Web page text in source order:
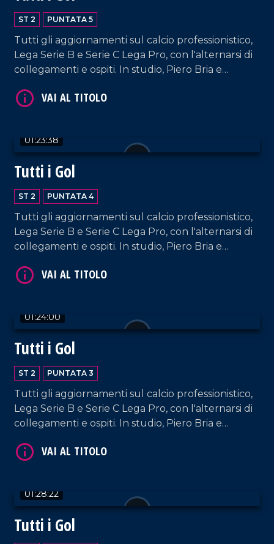
ST 2 PUNTATA 5
Tutti gli aggiornamenti sul calcio professionistico,
Lega Serie B e Serie C Lega Pro, con l'alternarsi di
collegamenti e ospiti. In studio, Piero Bria e
01:23:38
Tutti i Gol
ST 2 PUNTATA 4
Tutti gli aggiornamenti sul calcio professionistico,
Lega Serie B e Serie C Lega Pro, con l'alternarsi di
collegamenti e ospiti. In studio, Piero Bria e
01:24:00
Tutti i Gol
ST 2 PUNTATA 3
Tutti gli aggiornamenti sul calcio professionistico,
Lega Serie B e Serie C Lega Pro, con l'alternarsi di
collegamenti e ospiti. In studio, Piero Bria e
01:28:22
Tutti i Gol